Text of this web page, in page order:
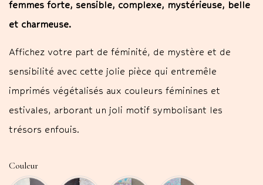
femmes forte, sensible, complexe, mystérieuse, belle
et charmeuse.
Affichez votre part de féminité, de mystère et de
sensibilité avec cette jolie pièce qui entremêle
imprimés végétalisés aux couleurs féminines et
estivales, arborant un joli motif symbolisant les
trésors enfouis.
Couleur